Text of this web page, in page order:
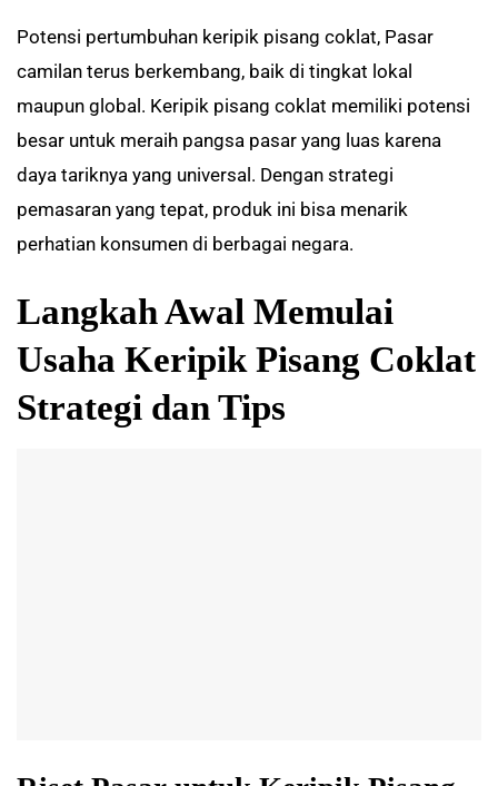
Potensi pertumbuhan keripik pisang coklat, Pasar
camilan terus berkembang, baik di tingkat lokal
maupun global. Keripik pisang coklat memiliki potensi
besar untuk meraih pangsa pasar yang luas karena
daya tariknya yang universal. Dengan strategi
pemasaran yang tepat, produk ini bisa menarik
perhatian konsumen di berbagai negara.
Langkah Awal Memulai
Usaha Keripik Pisang Coklat
Strategi dan Tips